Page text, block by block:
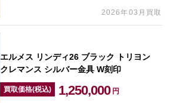
2026年03月買取
エルメス リンディ26 ブラック トリヨン
クレマンス シルバー金具 W刻印
買取価格(税込) 1,250,000 円